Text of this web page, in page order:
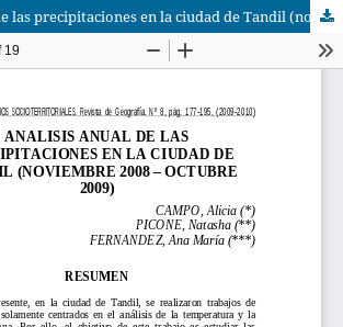
Análisis anual de las precipitaciones en la ciudad de Tandil (noviembre 2008 – octubre 2009)